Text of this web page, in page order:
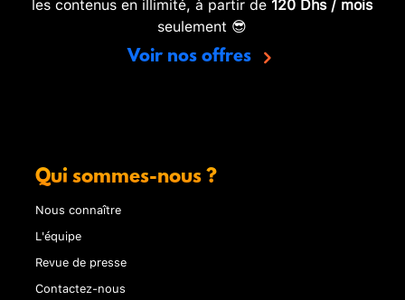
seulement 😎
Voir nos offres
Qui sommes-nous ?
Nous connaître
L'équipe
Revue de presse
Contactez-nous